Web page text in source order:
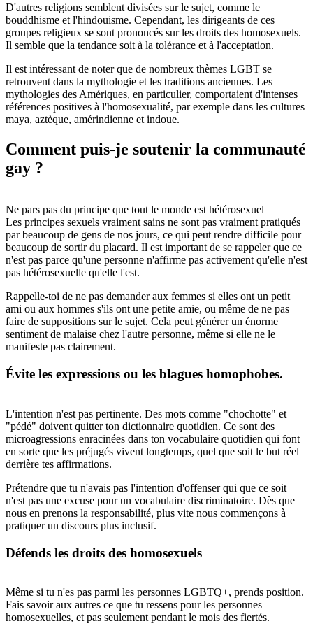
D'autres religions semblent divisées sur le sujet, comme le
bouddhisme et l'hindouisme. Cependant, les dirigeants de ces
groupes religieux se sont prononcés sur les droits des homosexuels.
Il semble que la tendance soit à la tolérance et à l'acceptation.
Il est intéressant de noter que de nombreux thèmes LGBT se
retrouvent dans la mythologie et les traditions anciennes. Les
mythologies des Amériques, en particulier, comportaient d'intenses
références positives à l'homosexualité, par exemple dans les cultures
maya, aztèque, amérindienne et indoue.
Comment puis-je soutenir la communauté
gay ?
Ne pars pas du principe que tout le monde est hétérosexuel
Les principes sexuels vraiment sains ne sont pas vraiment pratiqués
par beaucoup de gens de nos jours, ce qui peut rendre difficile pour
beaucoup de sortir du placard. Il est important de se rappeler que ce
n'est pas parce qu'une personne n'affirme pas activement qu'elle n'est
pas hétérosexuelle qu'elle l'est.
Rappelle-toi de ne pas demander aux femmes si elles ont un petit
ami ou aux hommes s'ils ont une petite amie, ou même de ne pas
faire de suppositions sur le sujet. Cela peut générer un énorme
sentiment de malaise chez l'autre personne, même si elle ne le
manifeste pas clairement.
Évite les expressions ou les blagues homophobes.
L'intention n'est pas pertinente. Des mots comme "chochotte" et
"pédé" doivent quitter ton dictionnaire quotidien. Ce sont des
microagressions enracinées dans ton vocabulaire quotidien qui font
en sorte que les préjugés vivent longtemps, quel que soit le but réel
derrière tes affirmations.
Prétendre que tu n'avais pas l'intention d'offenser qui que ce soit
n'est pas une excuse pour un vocabulaire discriminatoire. Dès que
nous en prenons la responsabilité, plus vite nous commençons à
pratiquer un discours plus inclusif.
Défends les droits des homosexuels
Même si tu n'es pas parmi les personnes LGBTQ+, prends position.
Fais savoir aux autres ce que tu ressens pour les personnes
homosexuelles, et pas seulement pendant le mois des fiertés.